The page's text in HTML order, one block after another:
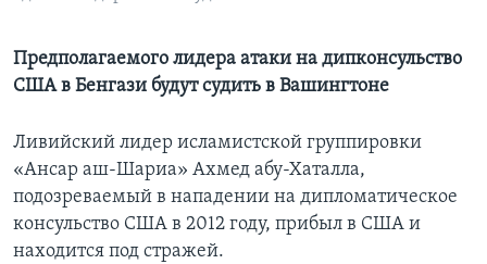
Языки
Предполагаемого лидера атаки на дипконсульство
США в Бенгази будут судить в Вашингтоне
Ливийский лидер исламистской группировки
«Ансар аш-Шариа» Ахмед абу-Хаталла,
подозреваемый в нападении на дипломатическое
консульство США в 2012 году, прибыл в США и
находится под стражей.